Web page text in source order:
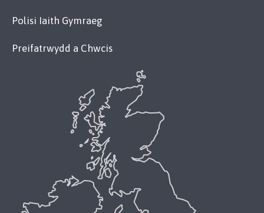
Polisi Iaith Gymraeg
Preifatrwydd a Chwcis